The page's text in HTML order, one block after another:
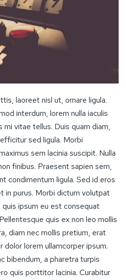
laoreet nisl ut, ornare ligula.
interdum, lorem nulla iaculis
mi vitae tellus. Duis quam diam,
sed ligula. Morbi
sem lacinia suscipit. Nulla
finibus. Praesent sapien sem,
condimentum ligula. Sed id eros
in purus. Morbi dictum volutpat
ipsum eu est consequat
quis ex non leo mollis
diam nec mollis pretium, erat
dolor lorem ullamcorper ipsum.
bibendum, a pharetra turpis
quis porttitor lacinia. Curabitur